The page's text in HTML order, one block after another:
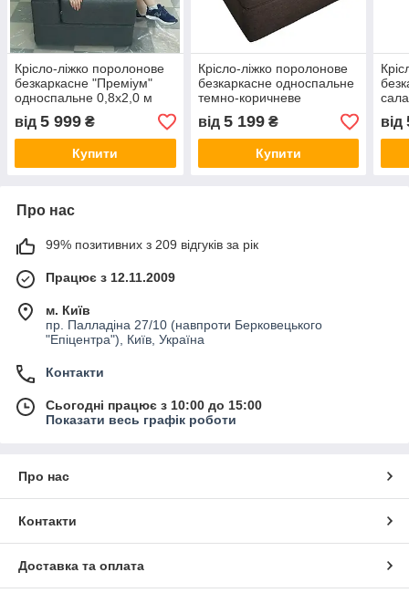
Крісло-ліжко поролонове
безкаркасне "Преміум"
односпальне 0,8х2,0 м
від 5 999 ₴
Купити
Крісло-ліжко поролонове
безкаркасне односпальне
темно-коричневе
80х80х60 см (КрТК 0,8)
від 5 199₴
Купити
від
Про нас
99% позитивних з 209 відгуків за рік
Працює з 12.11.2009
м. Київ
пр. Палладіна 27/10 (навпроти Берковецького
"Епіцентра"), Київ, Україна
Контакти
Сьогодні працює з 10:00 до 15:00
Показати весь графік роботи
Про нас
Контакти
Доставка та оплата